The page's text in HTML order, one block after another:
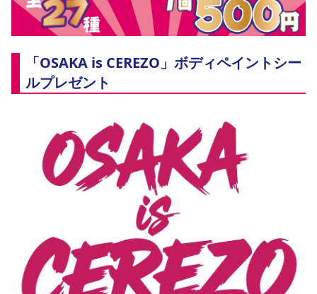
「OSAKA is CEREZO」ボディペイントシー
ルプレゼント